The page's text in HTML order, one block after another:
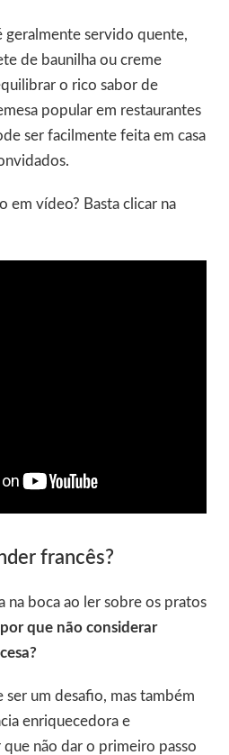
geralmente servido quente,
de baunilha ou creme
o rico sabor de
popular em restaurantes
ser facilmente feita em casa
em vídeo? Basta clicar na
francês?
na boca ao ler sobre os pratos
por que não considerar
um desafio, mas também
enriquecedora e
não dar o primeiro passo